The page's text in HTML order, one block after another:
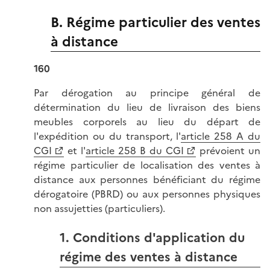
B. Régime particulier des ventes
à distance
160
Par dérogation au principe général de
détermination du lieu de livraison des biens
meubles corporels au lieu du départ de
l'expédition ou du transport, l'article 258 A du
CGI
et l'article 258 B du CGI
prévoient un
régime particulier de localisation des ventes à
distance aux personnes bénéficiant du régime
dérogatoire (PBRD) ou aux personnes physiques
non assujetties (particuliers).
1. Conditions d'application du
régime des ventes à distance